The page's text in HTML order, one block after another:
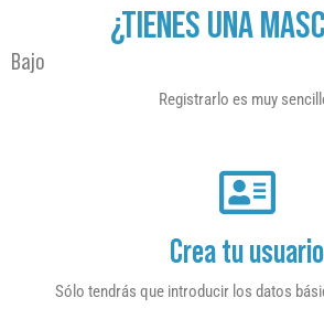
¿TIENES UNA
Bajo
Registrarlo es muy
Crea tu usuario
Sólo tendrás que introducir los datos